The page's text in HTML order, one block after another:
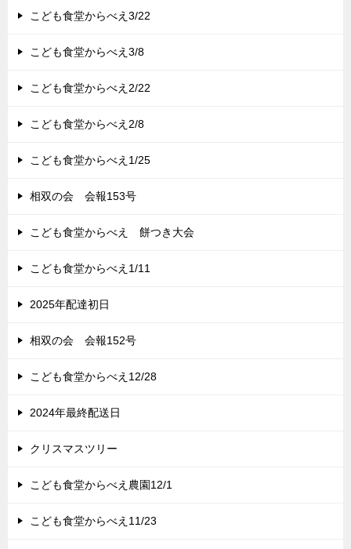
こども食堂からべえ3/22
こども食堂からべえ3/8
こども食堂からべえ2/22
こども食堂からべえ2/8
こども食堂からべえ1/25
相双の会 会報153号
こども食堂からべえ 餅つき大会
こども食堂からべえ1/11
2025年配達初日
相双の会 会報152号
こども食堂からべえ12/28
2024年最終配送日
クリスマスツリー
こども食堂からべえ農園12/1
こども食堂からべえ11/23